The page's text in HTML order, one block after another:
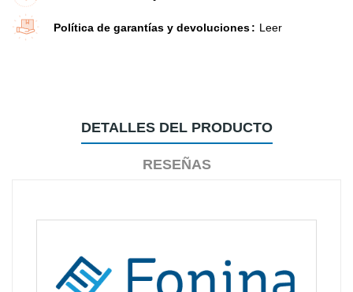
Política de garantías y devoluciones Leer
DETALLES DEL PRODUCTO
RESEÑAS